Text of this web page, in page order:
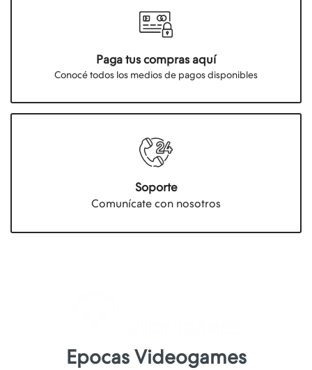
Paga tus compras aquí
Conocé todos los medios de pagos disponibles
Soporte
Comunícate con nosotros
Epocas Videogames